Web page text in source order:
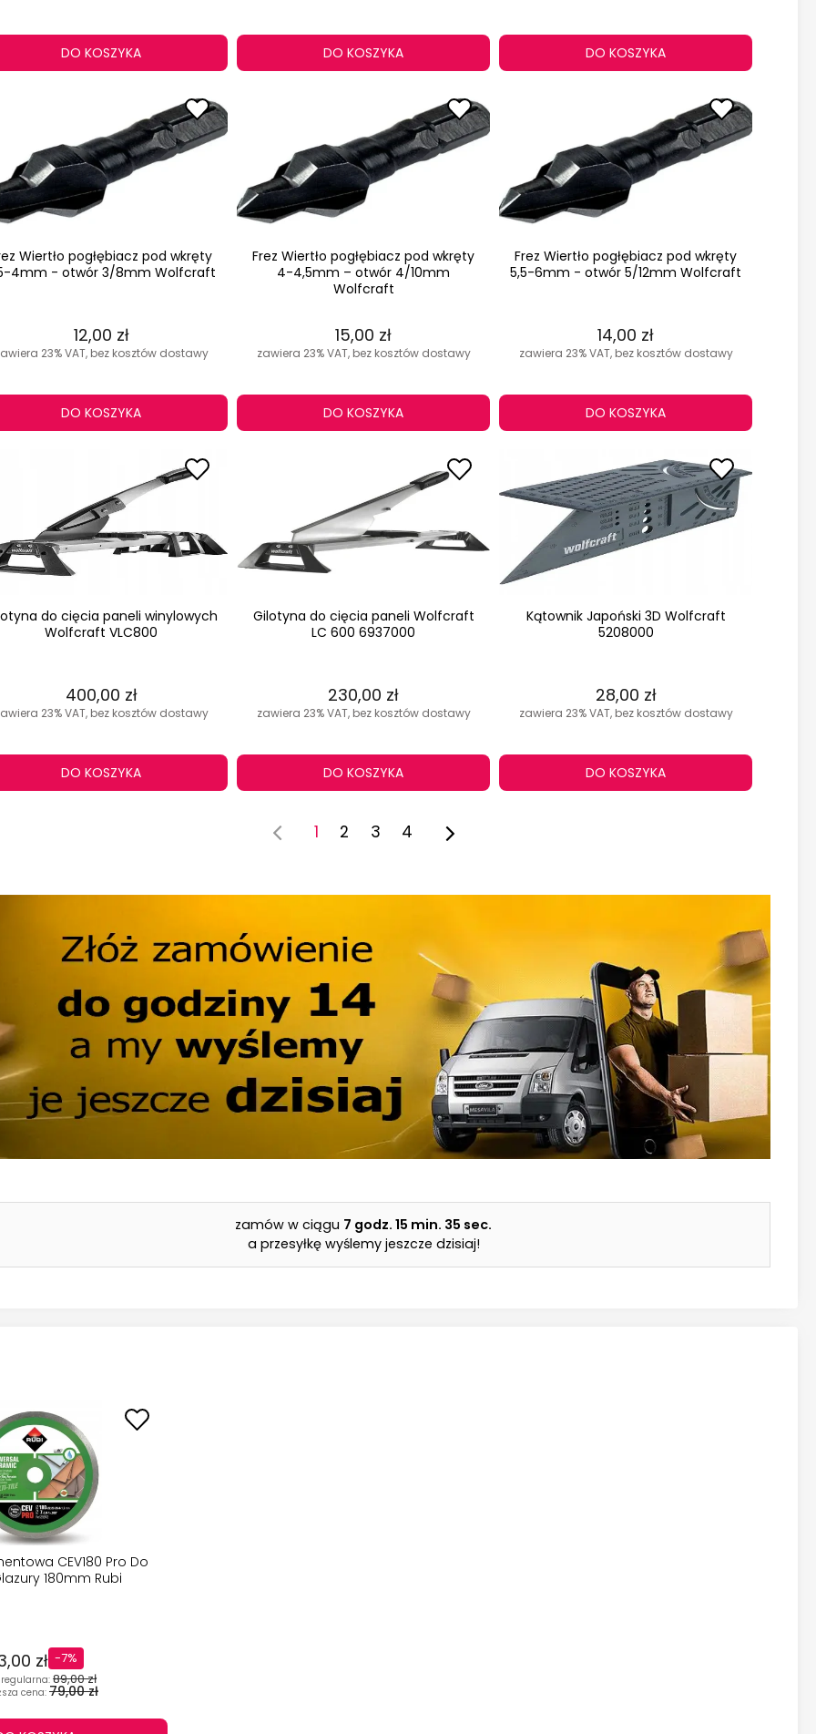
DO KOSZYKA DO KOSZYKA DO KOSZYKA
Wiertło pogłębiacz pod wkręty
4mm - otwór 3/8mm Wolfcraft
12,00 zł
23% VAT, bez kosztów dostawy
DO KOSZYKA
Frez Wiertło pogłębiacz pod wkręty
4-4,5mm – otwór 4/10mm
Wolfcraft
15,00 zł
zawiera 23% VAT, bez kosztów dostawy
DO KOSZYKA
Frez Wiertło pogłębiacz pod wkręty
5,5-6mm - otwór 5/12mm Wolfcraft
14,00 zł
zawiera 23% VAT, bez kosztów dostawy
DO KOSZYKA
do cięcia paneli winylowych
Wolfcraft VLC800
400,00 zł
23% VAT, bez kosztów dostawy
DO KOSZYKA
Gilotyna do cięcia paneli Wolfcraft
LC 600 6937000
230,00 zł
zawiera 23% VAT, bez kosztów dostawy
DO KOSZYKA
Kątownik Japoński 3D Wolfcraft
5208000
28,00 zł
zawiera 23% VAT, bez kosztów dostawy
DO KOSZYKA
1 2 3 4
zamów w ciągu 7 godz. 15 min. 34 sec.
a przesyłkę wyślemy jeszcze dzisiaj!
CEV180 Pro Do
180mm Rubi
zł
89,00 zł
cena: 79,00 zł
-7%